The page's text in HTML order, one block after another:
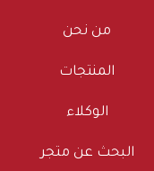
من نحن
المنتجات
الوكلاء
البحث عن متجر